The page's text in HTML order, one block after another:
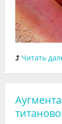
Читать